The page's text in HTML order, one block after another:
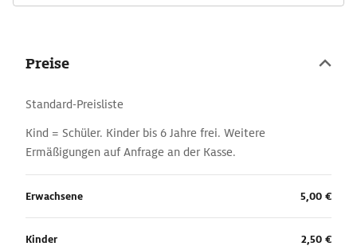
Preise
Standard-Preisliste
Kind = Schüler. Kinder bis 6 Jahre frei. Weitere
Ermäßigungen auf Anfrage an der Kasse.
Erwachsene 5,00 €
Kinder 2,50 €